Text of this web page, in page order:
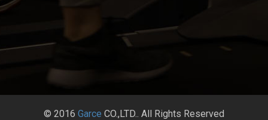
© 2016 Garce CO.,LTD.. All Rights Reserved